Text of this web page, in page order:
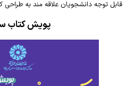
شبکه بهداشت و درمان چهاربرج
شبکه بهداشت و درمان باروق
افیلیشن
قابل توجه دانشجویان علاقه مند به طراحی
پویش کتاب